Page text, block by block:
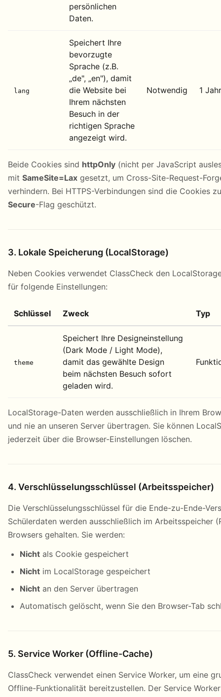
persönlichen
Daten.
lang
Speichert Ihre
bevorzugte
Sprache (z.B.
„de", „en"), damit
die Website bei
Ihrem nächsten
Besuch in der
richtigen Sprache
angezeigt wird.
Notwendig 1 Jahr
Beide Cookies sind httpOnly (nicht per JavaScript
mit SameSite=Lax gesetzt, um Cross-Site-Request-
verhindern. Bei HTTPS-Verbindungen sind die Cookies
Secure-Flag geschützt.
3. Lokale Speicherung (LocalStorage)
Neben Cookies verwendet ClassCheck den
für folgende Einstellungen:
Schlüssel Zweck Typ
theme
Speichert Ihre Designeinstellung
(Dark Mode / Light Mode),
damit das gewählte Design
beim nächsten Besuch sofort
geladen wird.
LocalStorage-Daten werden ausschließlich in Ihrem
und nie an unseren Server übertragen. Sie können
jederzeit über die Browser-Einstellungen löschen.
4. Verschlüsselungsschlüssel (Arbeitsspeicher)
Die Verschlüsselungsschlüssel für die Ende-zu-Ende-
Schülerdaten werden ausschließlich im Arbeitsspeicher
Browsers gehalten. Sie werden:
Nicht als Cookie gespeichert
Nicht im LocalStorage gespeichert
Nicht an den Server übertragen
Automatisch gelöscht, wenn Sie den Browser-Tab
5. Service Worker (Offline-Cache)
ClassCheck verwendet einen Service Worker, um eine
Offline-Funktionalität bereitzustellen. Der Service